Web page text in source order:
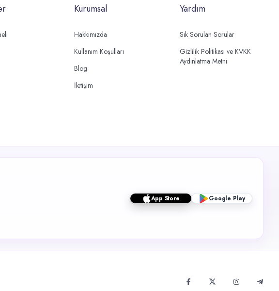
Kurumsal
Hakkımızda
Kullanım Koşulları
Blog
İletişim
Yardım
Sık Sorulan Sorular
Gizlilik Politikası ve KVKK
Aydınlatma Metni
App Store Google Play